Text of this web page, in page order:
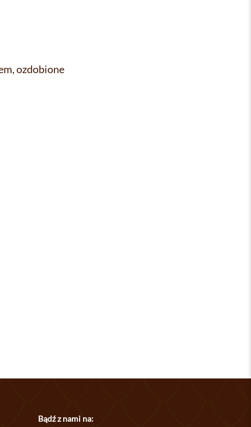
ozdobione
Bądź z nami na: